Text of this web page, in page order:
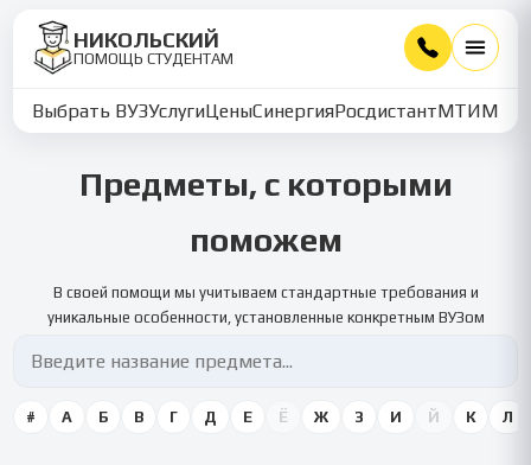
НИКОЛЬСКИЙ
ПОМОЩЬ СТУДЕНТАМ
Выбрать ВУЗУслугиЦеныСинергияРосдистантМТИММУ
Предметы, с которыми
поможем
В своей помощи мы учитываем стандартные требования и
уникальные особенности, установленные конкретным ВУЗом
# А Б В Г Д Е Ё Ж З И Й К Л